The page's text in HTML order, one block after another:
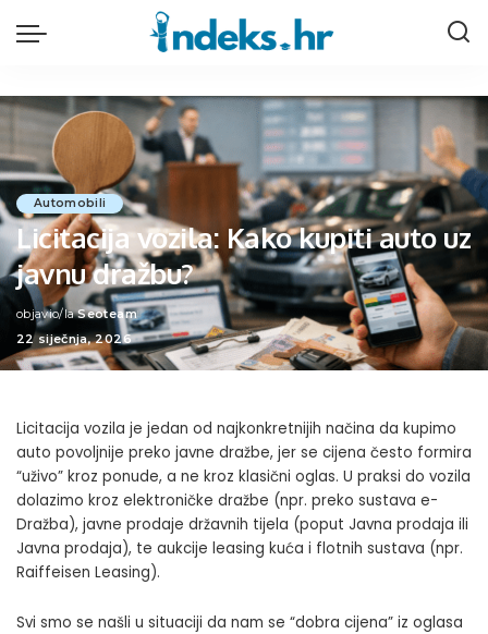
Automobili
Licitacija vozila: Kako kupiti auto uz
javnu dražbu?
Posted
by
objavio/la Seoteam
22 siječnja, 2026
Licitacija vozila je jedan od najkonkretnijih načina da kupimo
auto povoljnije preko javne dražbe, jer se cijena često formira
“uživo” kroz ponude, a ne kroz klasični oglas. U praksi do vozila
dolazimo kroz elektroničke dražbe (npr. preko sustava e-
Dražba), javne prodaje državnih tijela (poput Javna prodaja ili
Javna prodaja), te aukcije leasing kuća i flotnih sustava (npr.
Raiffeisen Leasing).
Svi smo se našli u situaciji da nam se “dobra cijena” iz oglasa